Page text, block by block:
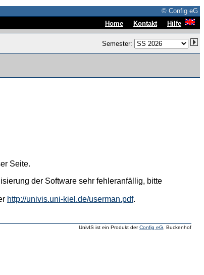
© Config eG
Home Kontakt Hilfe
Semester:
Seite.
der Software sehr fehleranfällig, bitte
http://univis.uni-kiel.de/userman.pdf.
UnivIS ist ein Produkt derConfig eG , Buckenhof